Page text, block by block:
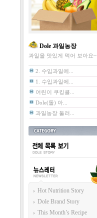
Dole 과일농장
과일을 맛있게 먹어 보아요~
2. 수입과일에...
1. 수입과일에...
어린이 쿠킹클...
Dole(돌) 아...
과일농장 둘러...
뉴스레터
Hot Nutrition Story
Dole Brand Story
This Month’s Recipe